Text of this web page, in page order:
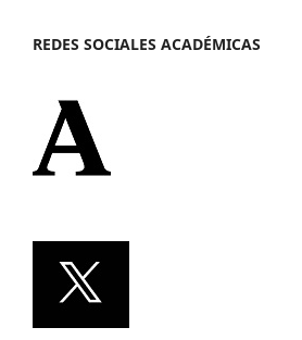
REDES SOCIALES ACADÉMICAS